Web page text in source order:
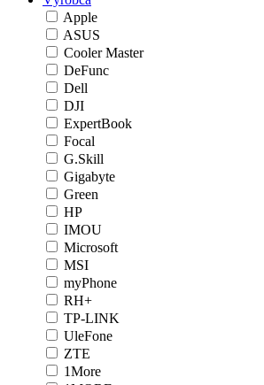
Apple
ASUS
Cooler Master
DeFunc
Dell
DJI
ExpertBook
Focal
G.Skill
Gigabyte
Green
HP
IMOU
Microsoft
MSI
myPhone
RH+
TP-LINK
UleFone
ZTE
1More